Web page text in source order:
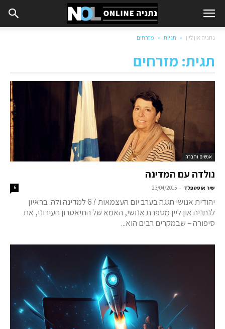
נתניה און ליין תגיות מזרחים
תגית: מזרחים
אנשים וחברה
נולדה עם המדינה
שיר אוסטפלד -
23/04/2015
6
יהודית אנושי חגגה בערב יום העצמאות 67 למדינה ולה. בראיון
לנתניה און ליין מספרת אנושי, האמא של התיאטרון העירוני, את
סיפורה – שבמקרים רבים הוא...